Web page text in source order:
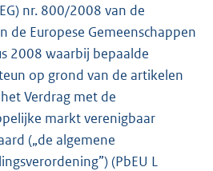
nr. 800/2008 van de
de Europese Gemeenschappen
2008 waarbij bepaalde
op grond van de artikelen
Verdrag met de
markt verenigbaar
(„de algemene
(PbEU L